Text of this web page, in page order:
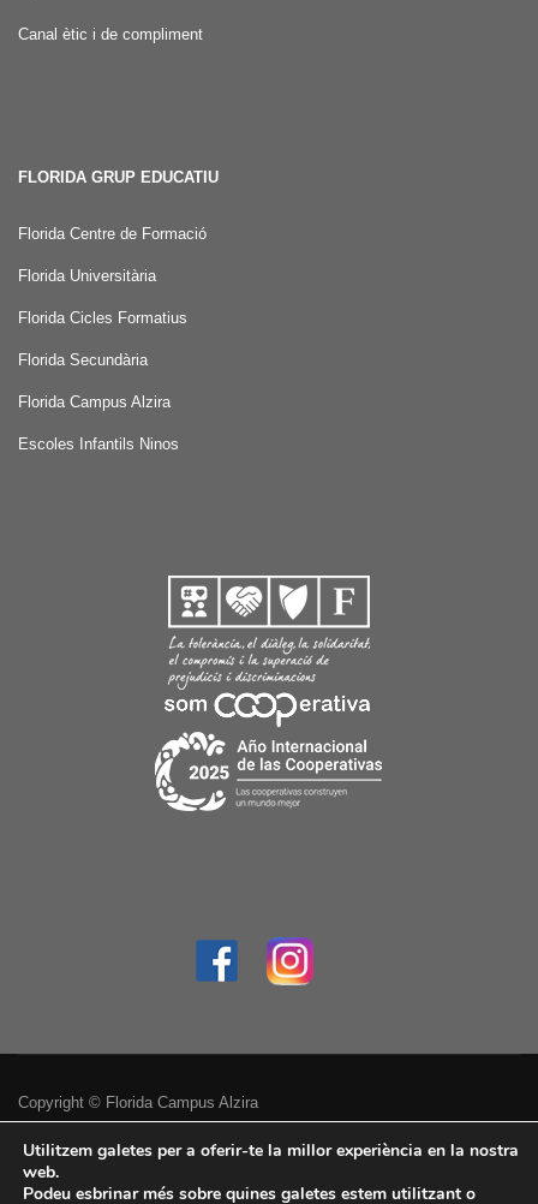
Canal ètic i de compliment
FLORIDA GRUP EDUCATIU
Florida Centre de Formació
Florida Universitària
Florida Cicles Formatius
Florida Secundària
Florida Campus Alzira
Escoles Infantils Ninos
Copyright © Florida Campus Alzira
Política de privacitat
Avís legal
Utilitzem galetes per a oferir-te la millor experiència en la nostra
web.
Podeu esbrinar més sobre quines galetes estem utilitzant o